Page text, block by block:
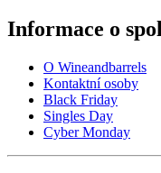
Informace o
O Wineandbarrels
Kontaktní osoby
Black Friday
Singles Day
Cyber Monday